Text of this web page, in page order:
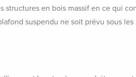
structures en bois massif en ce qui
suspendu ne soit prévu sous